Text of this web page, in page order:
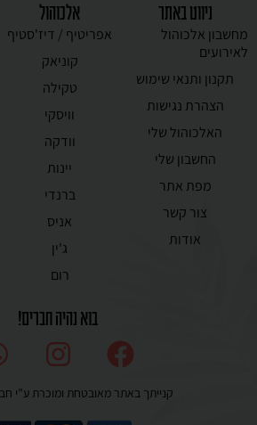
אלכוהול
אפריטיף / דיז'סטיף
קוניאק
טקילה
וויסקי
וודקה
יינות
ברנדי
אניס
ג'ין
רום
ניווט באתר
מחשבון אלכוהול
לאירועים
תקנון ותנאי שימוש
הצהרת נגישות
האלכוהול שלי
החשבון שלי
מפת אתר
צור קשר
אודות
בוא נהיה חברים!
קנייתך באתר מאובטחת ומוכרת ע”י